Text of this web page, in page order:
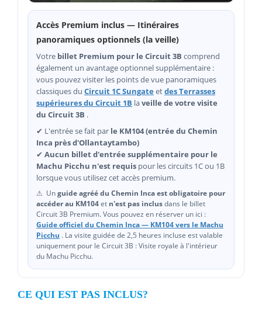
Accès Premium inclus — Itinéraires
panoramiques optionnels (la veille)
Votre billet Premium pour le Circuit 3B comprend
également un avantage optionnel supplémentaire :
vous pouvez visiter les points de vue panoramiques
classiques du Circuit 1C Sungate etdes Terrasses
supérieures du Circuit 1B laveille de votre visite
du Circuit 3B .
✔ L'entrée se fait par le KM104 (entrée du Chemin
Inca près d'Ollantaytambo)
✔ Aucun billet d'entrée supplémentaire pour le
Machu Picchu n'est requis pour les circuits 1C ou 1B
lorsque vous utilisez cet accès premium.
⚠ ️ Unguide agréé du Chemin Inca est obligatoire pour
accéder au KM104et n'est pas inclusdans le billet
Circuit 3B Premium. Vous pouvez en réserver un ici :
Guide officiel du Chemin Inca — KM104 vers le Machu
Picchu . La visite guidée de 2,5 heures incluse est valable
uniquement pour le Circuit 3B : Visite royale à l'intérieur
du Machu Picchu.
CE QUI EST PAS INCLUS?